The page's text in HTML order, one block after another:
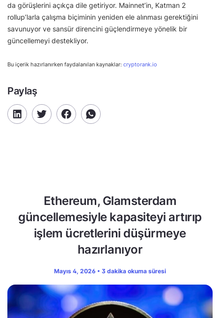
da görüşlerini açıkça dile getiriyor. Mainnet’in, Katman 2
rollup’larla çalışma biçiminin yeniden ele alınması gerektiğini
savunuyor ve sansür direncini güçlendirmeye yönelik bir
güncellemeyi destekliyor.
Bu içerik hazırlanırken faydalanılan kaynaklar: cryptorank.io
Paylaş
Ethereum, Glamsterdam
güncellemesiyle kapasiteyi artırıp
işlem ücretlerini düşürmeye
hazırlanıyor
Mayıs 4, 2026 • 3 dakika okuma süresi